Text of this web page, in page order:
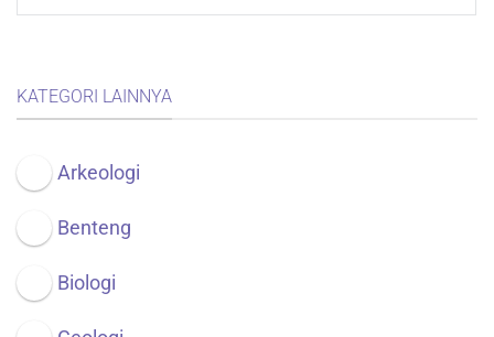
KATEGORI LAINNYA
Arkeologi
Benteng
Biologi